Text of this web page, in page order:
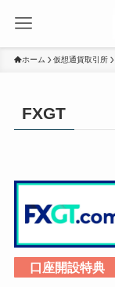
ホーム 仮想通貨取引所
FXGT
口座開設特典